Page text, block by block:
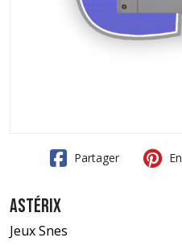
Partager
Astérix
Jeux Snes